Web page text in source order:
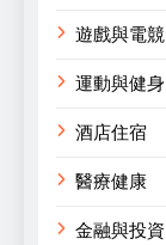
遊戲與電競
運動與健身
酒店住宿
醫療健康
金融與投資